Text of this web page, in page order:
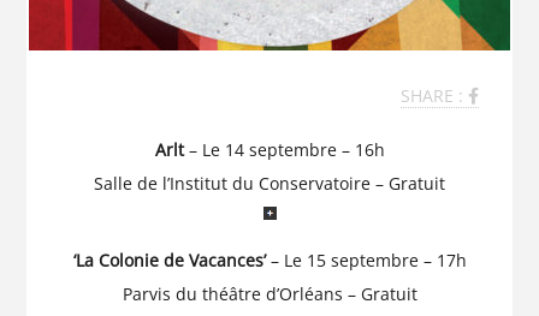
SHARE :
Arlt– Le 14 septembre – 16h
Salle de l’Institut du Conservatoire – Gratuit
‘La Colonie de Vacances’– Le 15 septembre – 17h
Parvis du théâtre d’Orléans – Gratuit